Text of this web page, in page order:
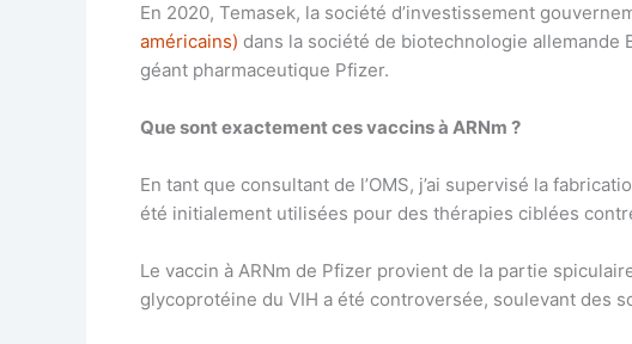
En 2020, Temasek, la société d’investissement
américains) dans la société de biotechnologie
géant pharmaceutique Pfizer.
Que sont exactement ces vaccins à ARNm ?
En tant que consultant de l’OMS, j’ai supervisé la
été initialement utilisées pour des thérapies ciblées
Le vaccin à ARNm de Pfizer provient de la partie
glycoprotéine du VIH a été controversée, soulevant des